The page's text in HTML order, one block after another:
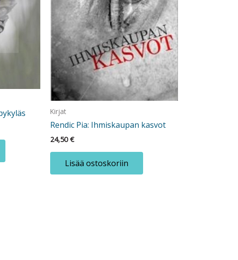
Kirjat
Rendic Pia: Ihmiskaupan kasvot
24,50€
Lisää ostoskoriin